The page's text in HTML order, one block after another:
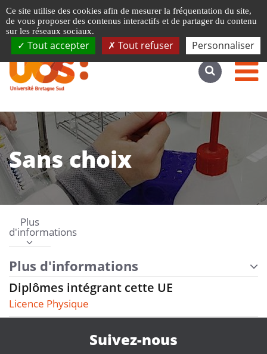
Accéder au site complet
Sans choix
Plus
d'informations
Plus d'informations
Diplômes intégrant cette UE
Licence Physique
Suivez-nous
Ce site utilise des cookies afin de mesurer la fréquentation du site,
de vous proposer des contenus interactifs et de partager du contenu
sur les réseaux sociaux.
Tout accepter Tout refuser Personnaliser